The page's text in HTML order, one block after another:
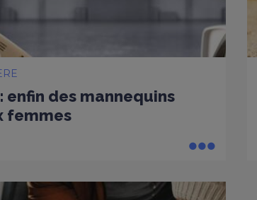
enfin des mannequins
femmes